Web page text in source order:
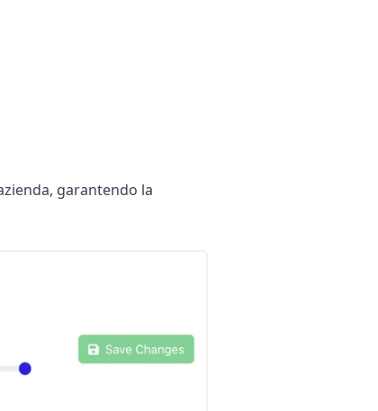
garantendo la